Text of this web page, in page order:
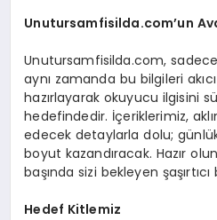
Unutursamfisilda.com’un
Unutursamfisilda.com,
aynı zamanda bu bilgileri
hazırlayarak okuyucu ilgisini
hedefindedir. İçeriklerimiz,
edecek detaylarla dolu;
boyut kazandıracak. Hazır
başında sizi bekleyen şaşırtıcı
Hedef Kitlemiz